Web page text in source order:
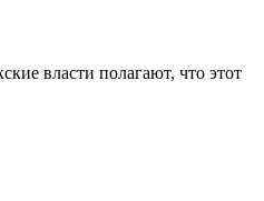
власти полагают, что этот